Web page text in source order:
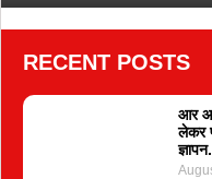
RECENT POSTS
आर
लेकर